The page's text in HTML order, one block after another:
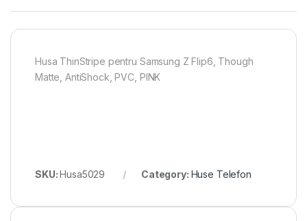
Husa ThinStripe pentru Samsung Z Flip6, Though
Matte, AntiShock, PVC, PINK
SKU: Husa5029 Category: Huse Telefon